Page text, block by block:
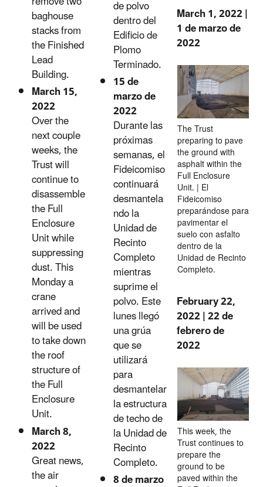
baghouse
stacks from
the Finished
Lead
Building.
March 15,
2022
Over the
next couple
weeks, the
Trust will
continue to
disassemble
the Full
Enclosure
Unit while
suppressing
dust. This
Monday a
crane
arrived and
will be used
to take down
the roof
structure of
the Full
Enclosure
Unit.
March 8,
2022
Great news,
the air
de polvo
dentro del
Edificio de
Plomo
Terminado.
15 de
marzo de
2022
Durante las
próximas
semanas, el
Fideicomiso
continuará
desmantela
ndo la
Unidad de
Recinto
Completo
mientras
suprime el
polvo. Este
lunes llegó
una grúa
que se
utilizará
para
desmantelar
la estructura
de techo de
la Unidad de
Recinto
Completo.
8 de marzo
March 1, 2022 |
1 de marzo de
2022
The Trust
preparing to pave
the ground with
asphalt within the
Full Enclosure
Unit. | El
Fideicomiso
preparándose para
pavimentar el
suelo con asfalto
dentro de la
Unidad de Recinto
Completo.
February 22,
2022 | 22 de
febrero de
2022
This week, the
Trust continues to
prepare the
ground to be
paved within the